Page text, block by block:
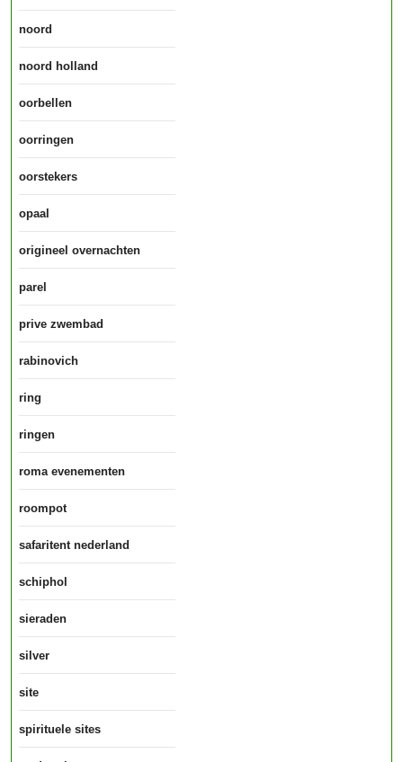
noord
noord holland
oorbellen
oorringen
oorstekers
opaal
origineel overnachten
parel
prive zwembad
rabinovich
ring
ringen
roma evenementen
roompot
safaritent nederland
schiphol
sieraden
silver
site
spirituele sites